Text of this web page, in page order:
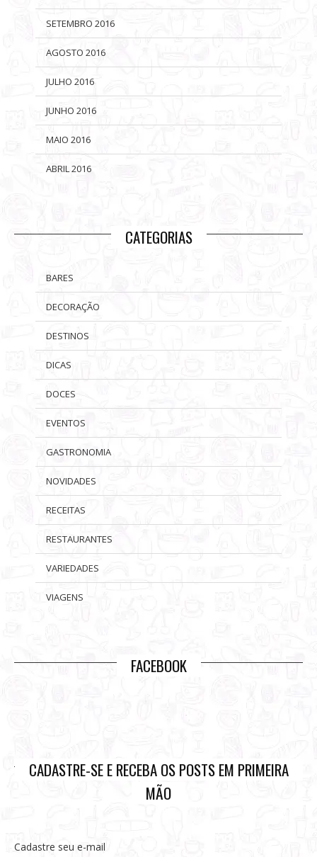
SETEMBRO 2016
AGOSTO 2016
JULHO 2016
JUNHO 2016
MAIO 2016
ABRIL 2016
CATEGORIAS
BARES
DECORAÇÃO
DESTINOS
DICAS
DOCES
EVENTOS
GASTRONOMIA
NOVIDADES
RECEITAS
RESTAURANTES
VARIEDADES
VIAGENS
FACEBOOK
CADASTRE-SE E RECEBA OS POSTS EM PRIMEIRA
MÃO
Cadastre seu e-mail